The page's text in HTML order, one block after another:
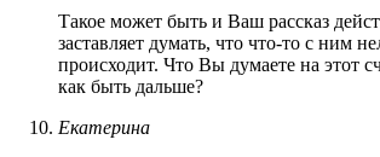
Такое может быть и Ваш рассказ
заставляет думать, что что-то с ним
происходит. Что Вы думаете на этот
как быть дальше?
Екатерина